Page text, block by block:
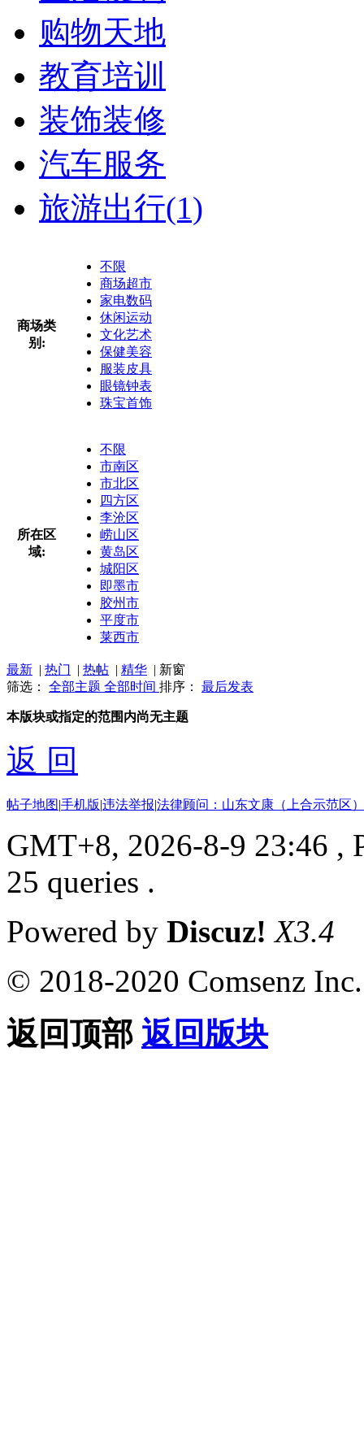
购物天地
教育培训
装饰装修
汽车服务
旅游出行(1)
商场类
别:
不限
商场超市
家电数码
休闲运动
文化艺术
保健美容
服装皮具
眼镜钟表
珠宝首饰
所在区
域:
不限
市南区
市北区
四方区
李沧区
崂山区
黄岛区
城阳区
即墨市
胶州市
平度市
莱西市
最新 | 热门 | 热帖 | 精华 | 新窗
筛选： 全部主题 全部时间 排序： 最后发表
本版块或指定的范围内尚无主题
返 回
帖子地图|手机版|违法举报|法律顾问：山东文康（上合示范区
GMT+8, 2026-8-9 23:46 ,
25 queries .
Powered by Discuz! X3.4
© 2018-2020 Comsenz Inc.
返回顶部 返回版块